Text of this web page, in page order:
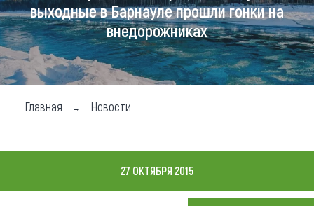
Туры
Где побывать
Чем заняться
Карта
выходные в Барнауле прошли гонки на
внедорожниках
Главная Новости
27 ОКТЯБРЯ 2015